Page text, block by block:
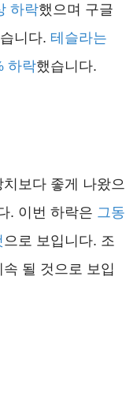
하락했으며 구글
니다. 테슬라는
하락했습니다.
보다 좋게 나왔으
. 이번 하락은 그동
으로 보입니다. 조
될 것으로 보입